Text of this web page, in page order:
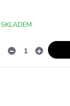
SKLADEM